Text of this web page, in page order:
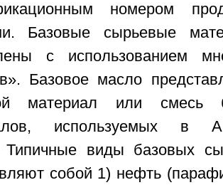
номером
Базовые сырьевые
с использованием
Базовое масло
материал или смесь
используемых в
Типичные виды базовых
собой 1) нефть